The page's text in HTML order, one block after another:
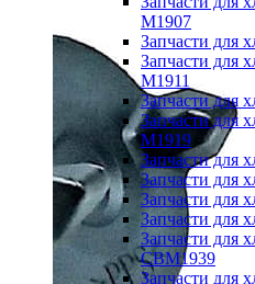
M1907
Запчасти для
Запчасти для
M1911
Запчасти для
Запчасти для
M1919
Запчасти для
Запчасти для
Запчасти для
Запчасти для
Запчасти для
CBM1939
Запчасти для